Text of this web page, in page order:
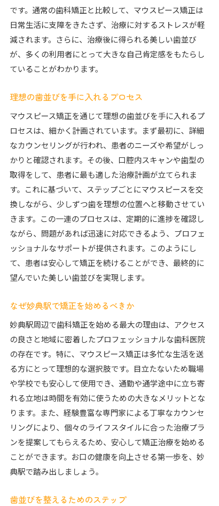
です。通常の歯科矯正と比較して、マウスピース矯正は
日常生活に支障をきたさず、治療に対するストレスが軽
減されます。さらに、治療後に得られる美しい歯並び
が、多くの利用者にとって大きな自己肯定感をもたらし
ていることがわかります。
理想の歯並びを手に入れるプロセス
マウスピース矯正を通じて理想の歯並びを手に入れるプ
ロセスは、細かく計画されています。まず最初に、詳細
なカウンセリングが行われ、患者のニーズや希望がしっ
かりと確認されます。その後、口腔内スキャンや歯型の
取得をして、患者に最も適した治療計画が立てられま
す。これに基づいて、ステップごとにマウスピースを交
換しながら、少しずつ歯を理想の位置へと移動させてい
きます。この一連のプロセスは、定期的に進捗を確認し
ながら、問題があれば迅速に対応できるよう、プロフェ
ッショナルなサポートが提供されます。このようにし
て、患者は安心して矯正を続けることができ、最終的に
望んでいた美しい歯並びを実現します。
なぜ妙典駅で矯正を始めるべきか
妙典駅周辺で歯科矯正を始める最大の理由は、アクセス
の良さと地域に密着したプロフェッショナルな歯科医院
の存在です。特に、マウスピース矯正は多忙な生活を送
る方にとって理想的な選択肢です。目立たないため職場
や学校でも安心して使用でき、通勤や通学途中に立ち寄
れる立地は時間を有効に使うための大きなメリットとな
ります。また、経験豊富な専門家による丁寧なカウンセ
リングにより、個々のライフスタイルに合った治療プラ
ンを提案してもらえるため、安心して矯正治療を始める
ことができます。お口の健康を向上させる第一歩を、妙
典駅で踏み出しましょう。
歯並びを整えるためのステップ